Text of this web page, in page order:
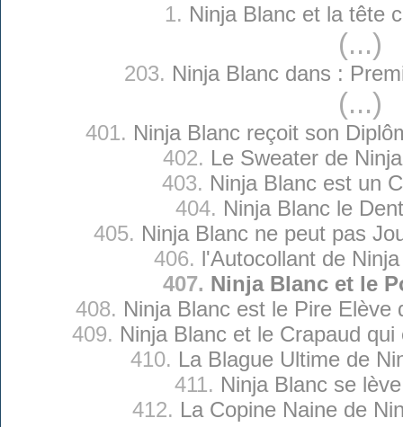
1. Ninja Blanc et la tête
(...)
203. Ninja Blanc dans :
(...)
401. Ninja Blanc reçoit son
402. Le Sweater de
403. Ninja Blanc est un
404. Ninja Blanc le
405. Ninja Blanc ne peut pas
406. l'Autocollant de
407. Ninja Blanc et le
408. Ninja Blanc est le Pire Elève
409. Ninja Blanc et le Crapaud
410. La Blague Ultime de
411. Ninja Blanc se
412. La Copine Naine de